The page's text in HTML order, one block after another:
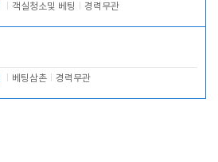
객실청소및 베팅 경력무관
베팅삼촌 경력무관